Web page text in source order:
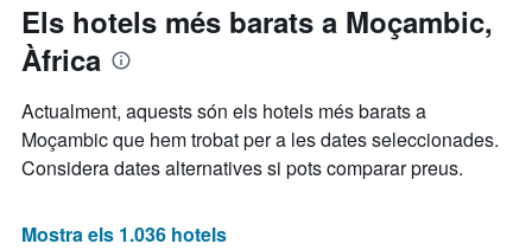
Y
que
mostra
preu
mitjà
d'una
Els hotels més barats a Moçambic,
Àfrica
Actualment, aquests són els hotels més barats a
Moçambic que hem trobat per a les dates seleccionades.
Considera dates alternatives si pots comparar preus.
Mostra els 1.036 hotels